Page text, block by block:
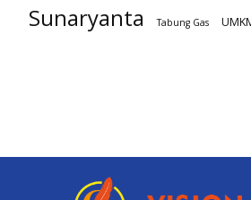
Sunaryanta Tabung Gas